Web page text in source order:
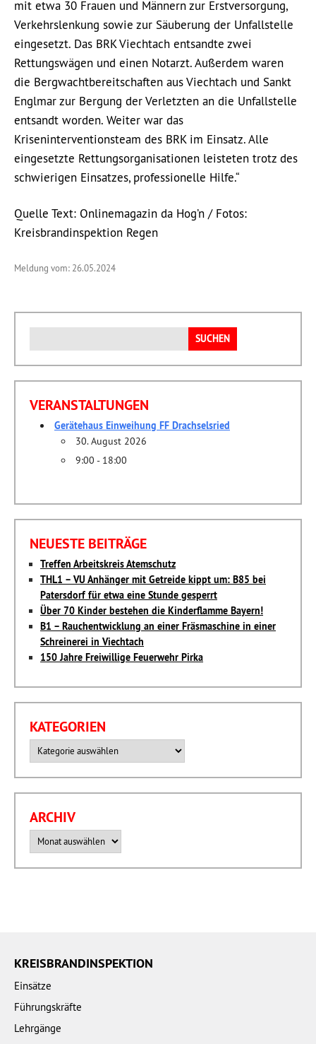
mit etwa 30 Frauen und Männern zur Erstversorgung,
Verkehrslenkung sowie zur Säuberung der Unfallstelle
eingesetzt. Das BRK Viechtach entsandte zwei
Rettungswägen und einen Notarzt. Außerdem waren
die Bergwachtbereitschaften aus Viechtach und Sankt
Englmar zur Bergung der Verletzten an die Unfallstelle
entsandt worden. Weiter war das
Kriseninterventionsteam des BRK im Einsatz. Alle
eingesetzte Rettungsorganisationen leisteten trotz des
schwierigen Einsatzes, professionelle Hilfe.“
Quelle Text: Onlinemagazin da Hog’n / Fotos:
Kreisbrandinspektion Regen
Meldung vom: 26.05.2024
nach:
VERANSTALTUNGEN
Gerätehaus Einweihung FF Drachselsried
30. August 2026
9:00 - 18:00
NEUESTE BEITRÄGE
Treffen Arbeitskreis Atemschutz
THL1 – VU Anhänger mit Getreide kippt um: B85 bei
Patersdorf für etwa eine Stunde gesperrt
Über 70 Kinder bestehen die Kinderflamme Bayern!
B1 – Rauchentwicklung an einer Fräsmaschine in einer
Schreinerei in Viechtach
150 Jahre Freiwillige Feuerwehr Pirka
KATEGORIEN
ARCHIV
KREISBRANDINSPEKTION
Einsätze
Führungskräfte
Lehrgänge